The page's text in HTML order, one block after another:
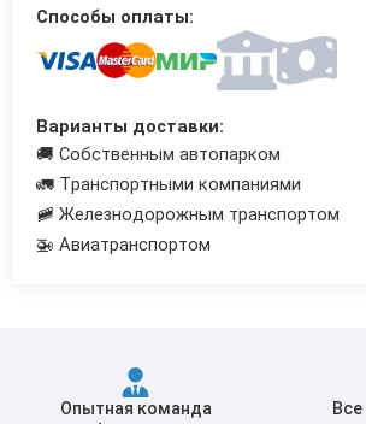
Способы оплаты:
Варианты доставки:
🚚 Собственным автопарком
🚛 Транспортными компаниями
🚞 Железнодорожным транспортом
🚁 Авиатранспортом
Опытная команда